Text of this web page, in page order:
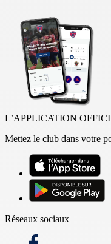
L’APPLICATION
Mettez le club dans votre
Réseaux sociaux